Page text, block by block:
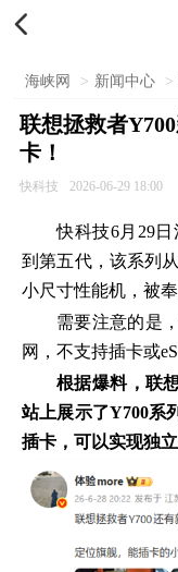

海峡网 > 新闻中心 >
联想拯救者
卡！
快科技 2026-06-29 18:00
快科技6月29
到第五代，该系列
小尺寸性能机，被
需要注意的是
网，不支持插卡或
根据爆料，联
站上展示了Y700系
插卡，可以实现独